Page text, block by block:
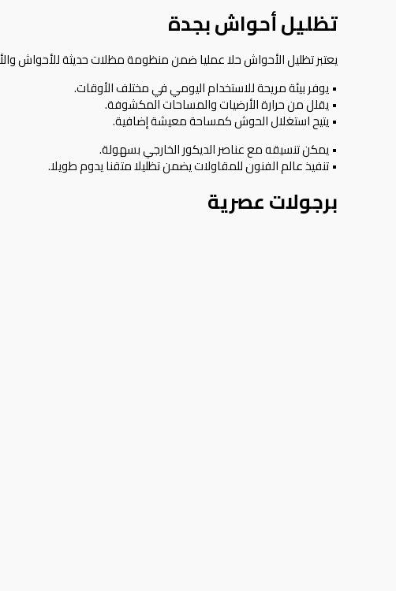
تظليل أحواش بجدة
يعتبر تظليل الأحواش حلا عمليا ضمن منظومةمظلاتحديثة للأحواش
• يوفر بيئة مريحة للاستخدام اليومي في مختلف الأوقات.
• يقلل من حرارة الأرضيات والمساحات المكشوفة.
• يتيح استغلال الحوش كمساحة معيشة إضافية.
• يمكن تنسيقه مع عناصر الديكور الخارجي بسهولة.
• تنفيذ عالم الفنون للمقاولات يضمن تظليلا متقنا يدوم طويلا.
برجولات عصرية